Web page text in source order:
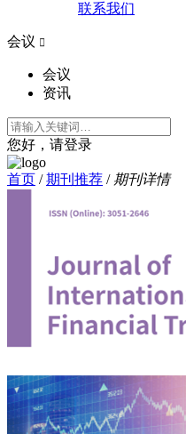
联系我们
会议 
会议
资讯
您好，请登录
首页 / 期刊推荐 / 期刊详情